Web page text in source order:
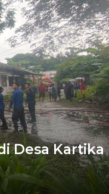
Desa Kartika